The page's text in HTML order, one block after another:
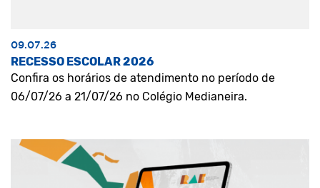
09.07.26
RECESSO ESCOLAR 2026
Confira os horários de atendimento no período de
06/07/26 a 21/07/26 no Colégio Medianeira.